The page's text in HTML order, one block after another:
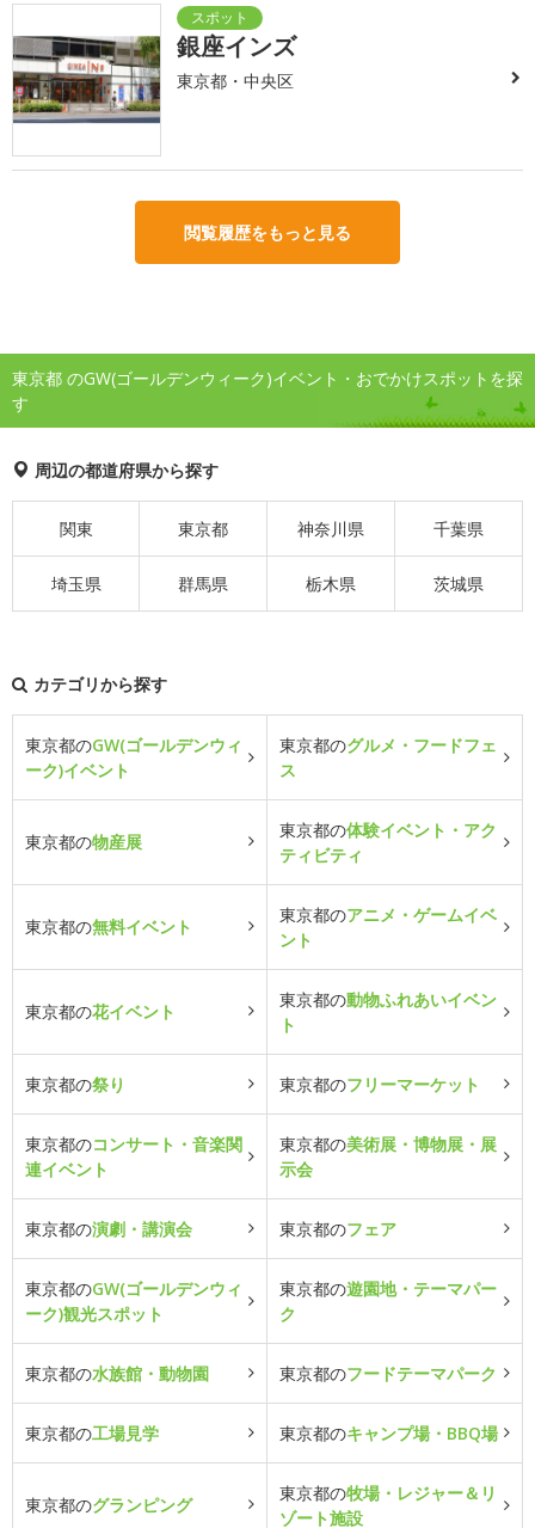
銀座インズ
東京都・中央区
閲覧履歴をもっと見る
東京都 のGW(ゴールデンウィーク)イベント・おでかけスポットを探
す
周辺の都道府県から探す
関東 東京都 神奈川県 千葉県
埼玉県 群馬県 栃木県 茨城県
カテゴリから探す
東京都のGW(ゴールデンウィ
ーク)イベント
東京都のグルメ・フードフェ
ス
東京都の物産展
東京都の体験イベント・アク
ティビティ
東京都の無料イベント
東京都のアニメ・ゲームイベ
ント
東京都の花イベント
東京都の動物ふれあいイベン
ト
東京都の祭り 東京都のフリーマーケット
東京都のコンサート・音楽関
連イベント
東京都の美術展・博物展・展
示会
東京都の演劇・講演会 東京都のフェア
東京都のGW(ゴールデンウィ
ーク)観光スポット
東京都の遊園地・テーマパー
ク
東京都の水族館・動物園 東京都のフードテーマパーク
東京都の工場見学 東京都のキャンプ場・BBQ場
東京都のグランピング
東京都の牧場・レジャー＆リ
ゾート施設